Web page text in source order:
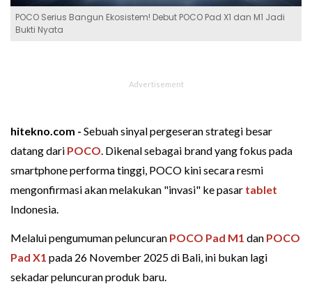
POCO Serius Bangun Ekosistem! Debut POCO Pad X1 dan M1 Jadi
Bukti Nyata
hitekno.com - Sebuah sinyal pergeseran strategi besar
datang dari POCO. Dikenal sebagai brand yang fokus pada
smartphone performa tinggi, POCO kini secara resmi
mengonfirmasi akan melakukan "invasi" ke pasar tablet
Indonesia.
Melalui pengumuman peluncuran POCO Pad M1 dan POCO
Pad X1 pada 26 November 2025 di Bali, ini bukan lagi
sekadar peluncuran produk baru.